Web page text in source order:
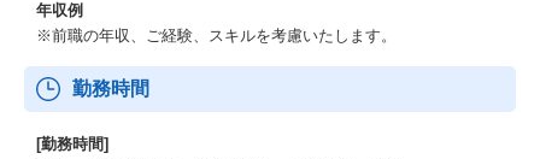
年収例
※前職の年収、ご経験、スキルを考慮いたします。
勤務時間
[勤務時間]